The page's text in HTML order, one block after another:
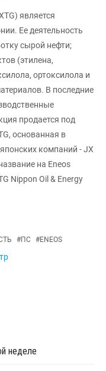
является
Ее деятельность
сырой нефти;
(этилена,
ортоксилола и
В последние
продается под
основанная в
компаний - JX
на Eneos
Nippon Oil & Energy
#ПС #ENEOS
неделе